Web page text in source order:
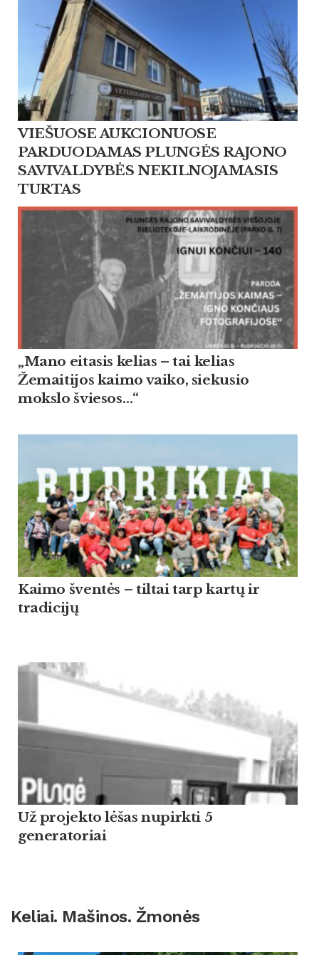
VIEŠUOSE AUKCIONUOSE
PARDUODAMAS PLUNGĖS RAJONO
SAVIVALDYBĖS NEKILNOJAMASIS
TURTAS
„Mano eitasis kelias – tai kelias
Žemaitijos kaimo vaiko, siekusio
mokslo šviesos…“
Kaimo šventės – tiltai tarp kartų ir
tradicijų
Už projekto lėšas nupirkti 5
generatoriai
Keliai. Mašinos. Žmonės